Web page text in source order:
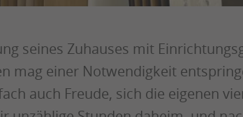
seines Zuhauses mit
mag einer Notwendigkeit
auch Freude, sich die eigenen